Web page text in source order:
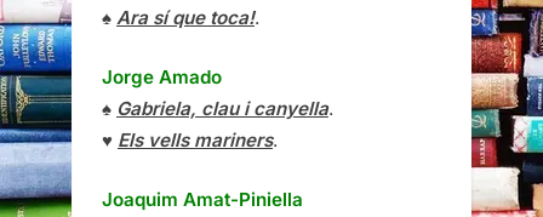
♠ Ara sí que toca!.
Jorge Amado
♠ Gabriela, clau i canyella.
♥ Els vells mariners.
Joaquim Amat-Piniella